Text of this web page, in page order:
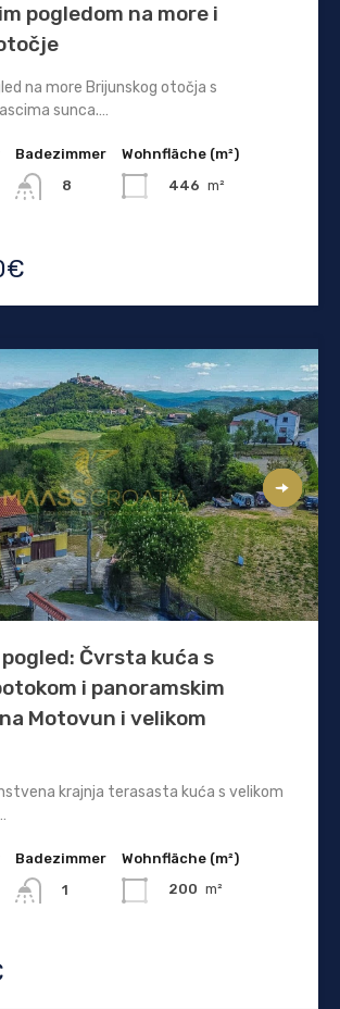
pogledom na more i
na more Brijunskog otočja s
sunca.…
Badezimmer
8
Wohnfläche (m²)
446 m²
Čvrsta kuća s
i panoramskim
Motovun i velikom
krajnja terasasta kuća s velikom
Badezimmer
1
Wohnfläche (m²)
200 m²